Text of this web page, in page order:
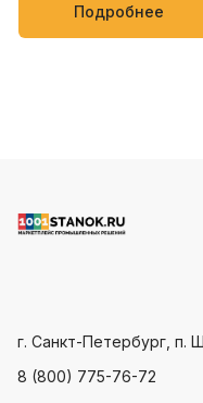
изделий, овощей и
Подробнее
г. Санкт-Петербург, п.
8 (800) 775-76-72